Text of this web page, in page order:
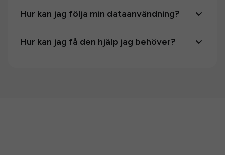
Hur kan jag följa min dataanvändning?
Hur kan jag få den hjälp jag behöver?